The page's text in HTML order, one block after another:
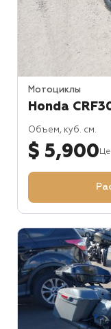
Мотоциклы
Honda
Объем, куб. см.
$ 5,900